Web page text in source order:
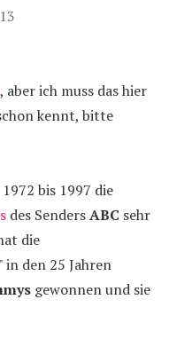
, aber ich muss das hier
kennt, bitte
bis 1997 die
des SendersABC sehr
die
den 25 Jahren
gewonnen und sie